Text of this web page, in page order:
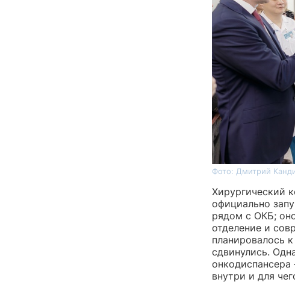
Фото: Дмитрий
Хирургический
официально
рядом с ОКБ;
отделение и
планировалось
сдвинулись.
внутри и для